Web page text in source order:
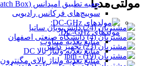
جعبه تطبیق امپدانس (Match Box)
سوییچ‌های فرکانس رادیویی
مولدهای DC-GHz:
منابع تغذیه متناوب
منابع تغذیه ولتاژ بالا DC
منابع تغذیه ولتاژ بالای مگنترون
مولتی‌مدیا